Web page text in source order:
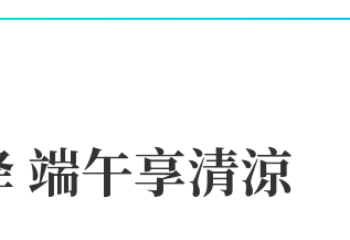
端午享清涼